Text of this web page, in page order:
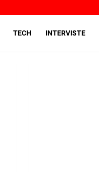
TECH INTERVISTE